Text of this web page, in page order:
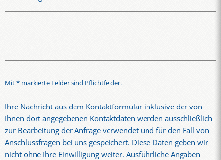
Mit * markierte Felder sind Pflichtfelder.
Ihre Nachricht aus dem Kontaktformular inklusive der von
Ihnen dort angegebenen Kontaktdaten werden ausschließlich
zur Bearbeitung der Anfrage verwendet und für den Fall von
Anschlussfragen bei uns gespeichert. Diese Daten geben wir
nicht ohne Ihre Einwilligung weiter. Ausführliche Angaben